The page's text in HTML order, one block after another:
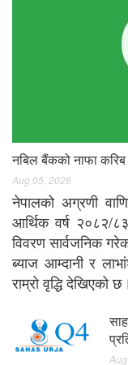
नबिल बैंकको नाफा करिब
Aug 05, 2026
नेपालको अग्रणी
आर्थिक वर्ष २०८२/
विवरण सार्वजनिक
ब्याज आम्दानी र
राम्रो वृद्धि देखिएको छ।